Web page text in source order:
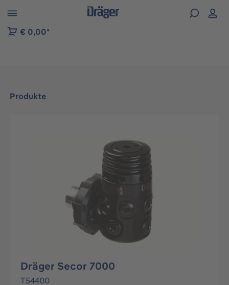
der B2B-Plattform springen
€ 0,00*
Produkte
Bildergalerie überspringen
Dräger Secor 7000
T54400